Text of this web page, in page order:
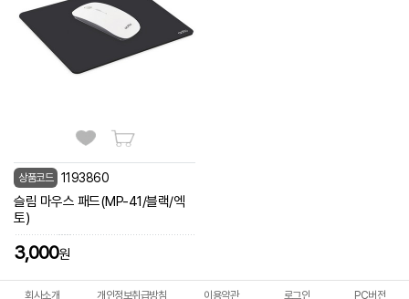
상품코드 1193860
슬림 마우스 패드(MP-41/블랙/엑
토)
3,000원
회사소개 개인정보취급방침 이용약관 로그인 PC버전